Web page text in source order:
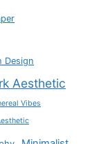
Design
Aesthetic
Vibes